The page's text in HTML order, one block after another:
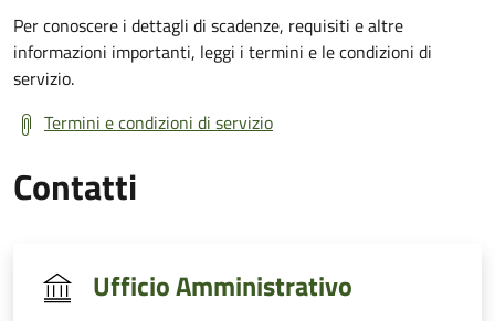
Per conoscere i dettagli di scadenze, requisiti e altre
informazioni importanti, leggi i termini e le condizioni di
servizio.
Termini e condizioni di servizio
Contatti
Ufficio Amministrativo